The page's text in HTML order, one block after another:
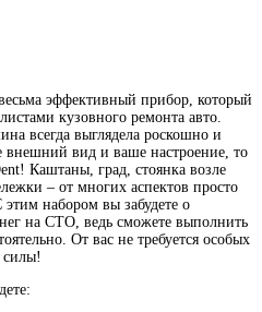
эффективный прибор, который
кузовного ремонта авто.
всегда выглядела роскошно и
внешний вид и ваше настроение, то
Каштаны, град, стоянка возле
– от многих аспектов просто
набором вы забудете о
на СТО, ведь сможете выполнить
От вас не требуется особых